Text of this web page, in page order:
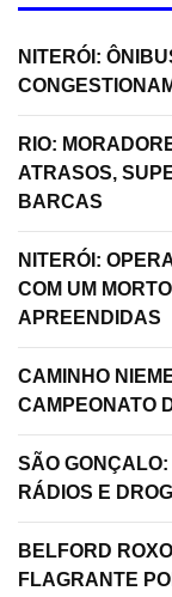
NITERÓI:
RIO:
ATRASOS,
BARCAS
NITERÓI:
COM UM
APREENDIDAS
CAMINHO
CAMPEONATO
SÃO
RÁDIOS E
BELFORD
FLAGRANTE